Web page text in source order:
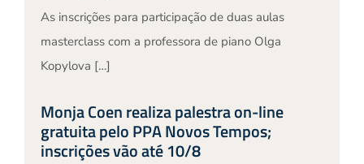
As inscrições para participação de duas aulas
masterclass com a professora de piano Olga
Kopylova […]
Monja Coen realiza palestra on-line
gratuita pelo PPA Novos Tempos;
inscrições vão até 10/8